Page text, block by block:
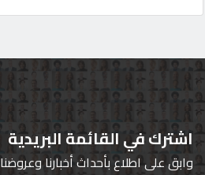
اشترك في القائمة البريدية
وابق على اطلاع بأحداث أخبارنا وعروضنا